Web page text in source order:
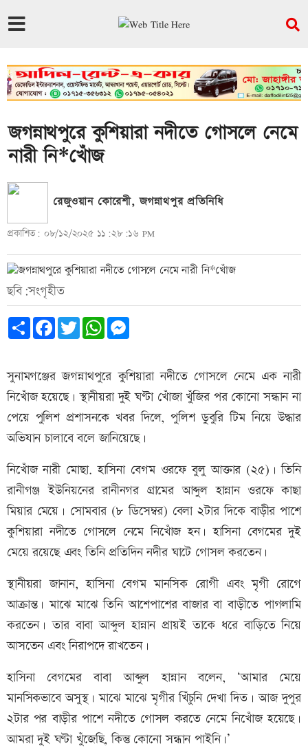
জগন্নাথপুরে কুশিয়ারা নদীতে গোসলে নেমে
নারী নি*খোঁজ
রেজুওয়ান কোরেশী, জগন্নাথপুর প্রতিনিধি
প্রকাশিত: ০৮/১২/২০২৫ ১১:২৮:১৬ PM
ছবি:সংগৃহীত
Share FacebookTwitterWhatsApp
সুনামগঞ্জের জগন্নাথপুরে কুশিয়ারা নদীতে গোসলে নেমে এক নারী
নিখোঁজ হয়েছে। স্থানীয়রা দুই ঘণ্টা খোঁজা খুঁজির পর কোনো সন্ধান না
পেয়ে পুলিশ প্রশাসনকে খবর দিলে, পুলিশ ডুবুরি টিম নিয়ে উদ্ধার
অভিযান চালাবে বলে জানিয়েছে।
নিখোঁজ নারী মোছা. হাসিনা বেগম ওরফে বুলু আক্তার (২৫)। তিনি
রানীগঞ্জ ইউনিয়নের রানীনগর গ্রামের আব্দুল হান্নান ওরফে কাছা
মিয়ার মেয়ে। সোমবার (৮ ডিসেম্বর) বেলা ২টার দিকে বাড়ীর পাশে
কুশিয়ারা নদীতে গোসলে নেমে নিখোঁজ হন। হাসিনা বেগমের দুই
মেয়ে রয়েছে এবং তিনি প্রতিদিন নদীর ঘাটে গোসল করতেন।
স্থানীয়রা জানান, হাসিনা বেগম মানসিক রোগী এবং মৃগী রোগে
আক্রান্ত। মাঝে মাঝে তিনি আশেপাশের বাজার বা বাড়ীতে পাগলামি
করতেন। তার বাবা আব্দুল হান্নান প্রায়ই তাকে ধরে বাড়িতে নিয়ে
আসতেন এবং নিরাপদে রাখতেন।
হাসিনা বেগমের বাবা আব্দুল হান্নান বলেন, ‘আমার মেয়ে
মানসিকভাবে অসুস্থ। মাঝে মাঝে মৃগীর খিঁচুনি দেখা দিত। আজ দুপুর
২টার পর বাড়ীর পাশে নদীতে গোসল করতে নেমে নিখোঁজ হয়েছে।
আমরা দুই ঘণ্টা খুঁজেছি, কিন্তু কোনো সন্ধান পাইনি।’